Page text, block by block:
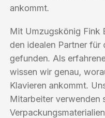
ankommt.
Mit Umzugskönig Fink
den idealen Partner für
gefunden. Als
wissen wir genau,
Klavieren ankommt.
Mitarbeiter verwenden